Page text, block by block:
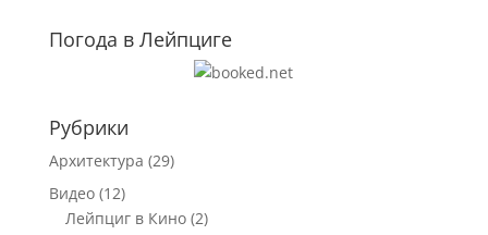
Погода в Лейпциге
Рубрики
Архитектура (29)
Видео(12)
Лейпциг в Кино(2)